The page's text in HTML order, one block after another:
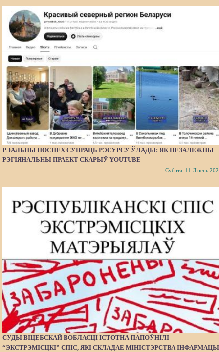
РЭАЛЬНЫ ПОСПЕХ СУПРАЦЬ РЭСУРСУ ЎЛАДЫ: ЯК НЕЗАЛЕЖНЫ
РЭГІЯНАЛЬНЫ ПРАЕКТ СКАРЫЎ YOUTUBE
Субота, 11 Ліпень
СУДЫ ВІЦЕБСКАЙ ВОБЛАСЦІ ІСТОТНА ПАПОЎНІЛІ
“ЭКСТРЭМІСЦКІ” СПІС, ЯКІ СКЛАДАЕ МІНІСТЭРСТВА